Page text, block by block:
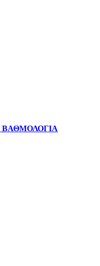
ΒΑΘΜΟΛΟΓΙΑ